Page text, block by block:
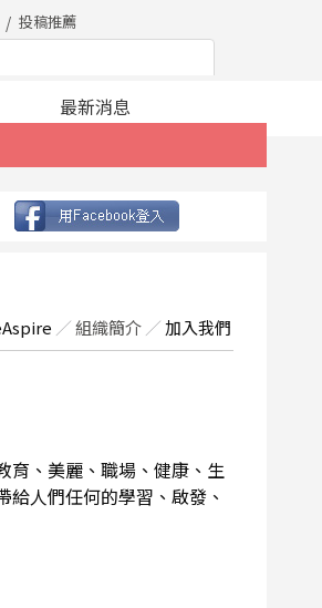
投稿推薦
最新消息
／組織簡介 ／加入我們
育、美麗、職場、健康、生
人們任何的學習、啟發、